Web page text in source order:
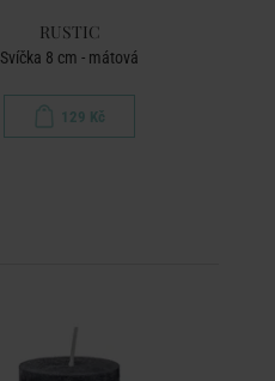
RUSTIC
Svíčka 8 cm - mátová
129 Kč